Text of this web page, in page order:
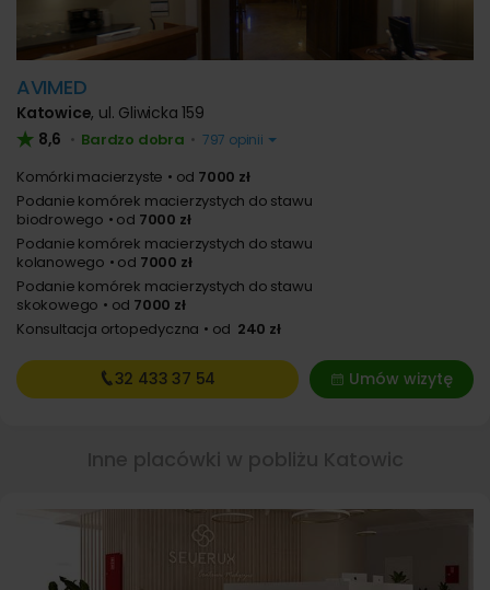
AVIMED
Katowice, ul. Gliwicka 159
8,6 • Bardzo dobra • 797 opinii
Komórki macierzyste od 7000 zł
Podanie komórek macierzystych do stawu
biodrowego
od 7000 zł
Podanie komórek macierzystych do stawu
kolanowego
od 7000 zł
Podanie komórek macierzystych do stawu
skokowego
od 7000 zł
Konsultacja ortopedyczna
od 240 zł
Umów wizytę
32 433 37 54